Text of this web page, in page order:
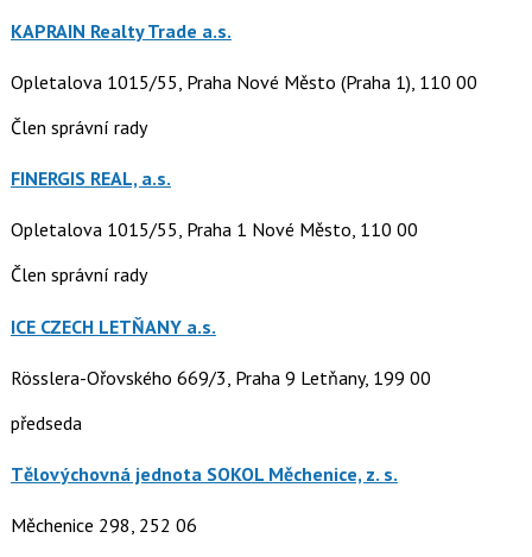
KAPRAIN Realty Trade a.s.
Opletalova 1015/55, Praha Nové Město (Praha 1), 110 00
Člen správní rady
FINERGIS REAL, a.s.
Opletalova 1015/55, Praha 1 Nové Město, 110 00
Člen správní rady
ICE CZECH LETŇANY a.s.
Rösslera-Ořovského 669/3, Praha 9 Letňany, 199 00
předseda
Tělovýchovná jednota SOKOL Měchenice, z. s.
Měchenice 298, 252 06